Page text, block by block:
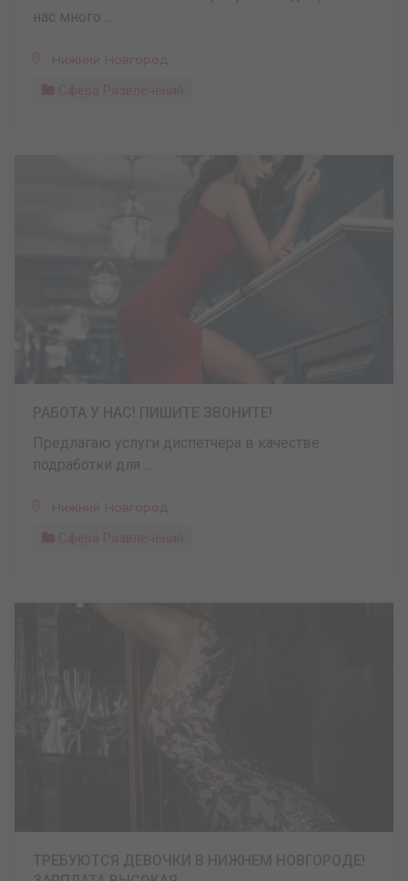
нас много ...
Нижний Новгород
Сфера Развлечений
Предлагаю услуги диспетчера в качестве
подработки для ...
Нижний Новгород
Сфера Развлечений